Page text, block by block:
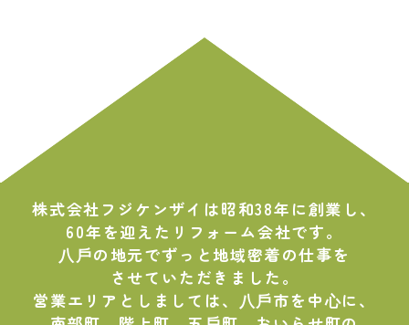
株式会社フジケンザイは昭和38年に創業し、
60年を迎えたリフォーム会社です。
⼋⼾の地元でずっと地域密着の仕事を
させていただきました。
営業エリアとしましては、⼋⼾市を中⼼に、